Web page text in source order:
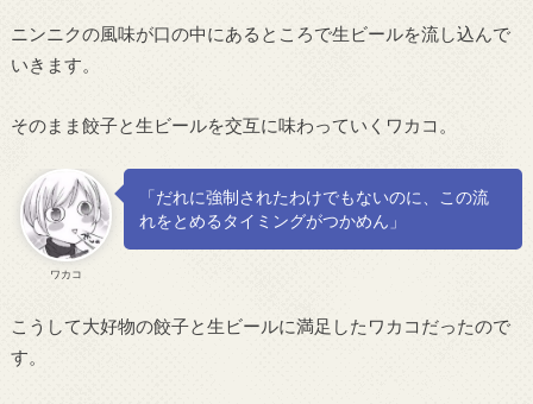
ニンニクの風味が口の中にあるところで生ビールを流し込んで
いきます。
そのまま餃子と生ビールを交互に味わっていくワカコ。
ワカコ
「だれに強制されたわけでもないのに、この流
れをとめるタイミングがつかめん」
こうして大好物の餃子と生ビールに満足したワカコだったので
す。